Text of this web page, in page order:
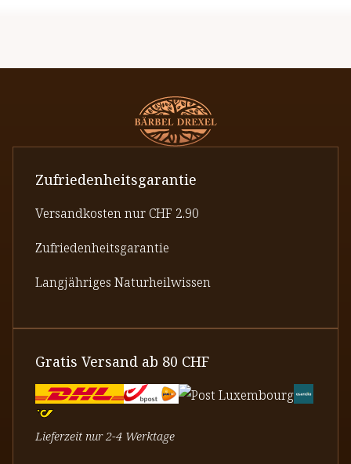
Zufriedenheitsgarantie
Versandkosten nur CHF 2.90
Zufriedenheitsgarantie
Langjähriges Naturheilwissen
Gratis Versand ab 80 CHF
Lieferzeit nur 2-4 Werktage